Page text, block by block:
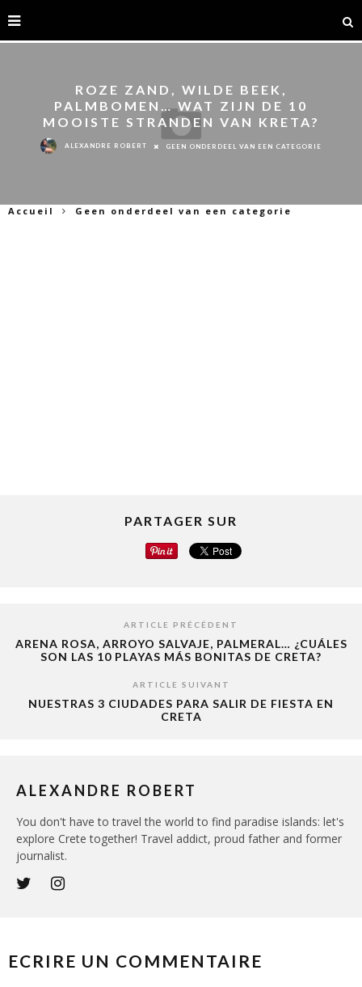
ROZE ZAND, WILDE BEEK,
PALMBOMEN… WAT ZIJN DE 10
MOOISTE STRANDEN VAN KRETA?
ALEXANDRE ROBERT GEEN ONDERDEEL VAN EEN CATEGORIE
Accueil Geen onderdeel van een categorie
PARTAGER SUR
ARTICLE PRÉCÉDENT
ARENA ROSA, ARROYO SALVAJE, PALMERAL… ¿CUÁLES
SON LAS 10 PLAYAS MÁS BONITAS DE CRETA?
ARTICLE SUIVANT
NUESTRAS 3 CIUDADES PARA SALIR DE FIESTA EN
CRETA
ALEXANDRE ROBERT
You don't have to travel the world to find paradise islands: let's
explore Crete together! Travel addict, proud father and former
journalist.
ECRIRE UN COMMENTAIRE